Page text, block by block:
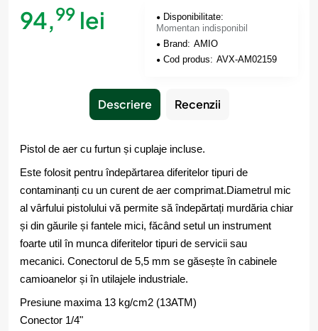
94,99 lei
Disponibilitate:
Momentan indisponibil
Brand: AMIO
Cod produs: AVX-AM02159
Descriere Recenzii
Pistol de aer cu furtun și cuplaje incluse.
Este folosit pentru îndepărtarea diferitelor tipuri de
contaminanți cu un curent de aer comprimat.Diametrul mic
al vârfului pistolului vă permite să îndepărtați murdăria chiar
și din găurile și fantele mici, făcând setul un instrument
foarte util în munca diferitelor tipuri de servicii sau
mecanici. Conectorul de 5,5 mm se găsește în cabinele
camioanelor și în utilajele industriale.
Presiune maxima 13 kg/cm2 (13ATM)
Conector 1/4"